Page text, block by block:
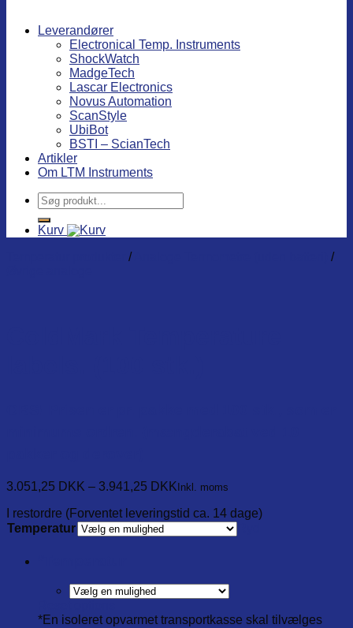
Leverandører
Electronical Temp. Instruments
ShockWatch
MadgeTech
Lascar Electronics
Novus Automation
ScanStyle
UbiBot
BSTI – ScianTech
Artikler
Om LTM Instruments
Søg
efter:
Kurv
/
/
3.051,25 DKK – 3.941,25 DKK Inkl. moms
I restordre (Forventet leveringstid ca. 14 dage)
Temperatur
*En isoleret opvarmet transportkasse skal tilvælges